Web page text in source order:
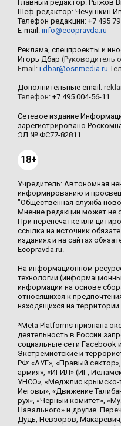
Главный редактор: Рыжов
Шеф-редактор: Чечушкин
Телефон редакции: +7 495
E-mail: info@ecopravda.ru
Реклама, спецпроекты и
Игорь Дбар (Руководитель
Email: i.dbar@osnmedia.ru
Дополнительные email:
Телефон: +7 495 004-56-11
Сетевое издание
зарегистрировано
ЭЛ № ФС77-82811.
18+
Учредитель: Автономная
информированию и
"Общественная служба
Мнение редакции может не
При перепечатке или
ссылка на источник
изданиях и на сайтах
Ecopravda.ru.
На информационном
технологии
информации на основе
относящихся к
находящихся на
*Meta Platforms признана
деятельность в России
социальные сети Facebook
Экстремистские и
РФ: «АУЕ», «Правый
армия», «ИГИЛ» (ИГ,
УНСО», «Меджлис крымско-
Иеговы», «Движение
рух», «Чёрный комитет»,
Навального» и другие.
Дудь, Невзоров,